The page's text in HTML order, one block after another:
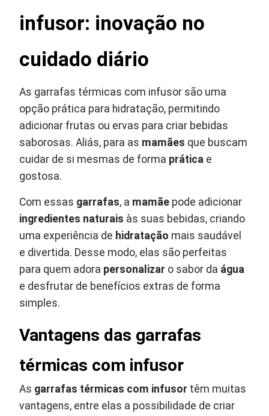
infusor: inovação no
cuidado diário
As garrafas térmicas com infusor são uma
opção prática para hidratação, permitindo
adicionar frutas ou ervas para criar bebidas
saborosas. Aliás, para as mamães que buscam
cuidar de si mesmas de forma prática e
gostosa.
Com essas garrafas, a mamãe pode adicionar
ingredientes naturais às suas bebidas, criando
uma experiência de hidratação mais saudável
e divertida. Desse modo, elas são perfeitas
para quem adora personalizar o sabor da água
e desfrutar de benefícios extras de forma
simples.
Vantagens das garrafas
térmicas com infusor
As garrafas térmicas com infusor têm muitas
vantagens, entre elas a possibilidade de criar